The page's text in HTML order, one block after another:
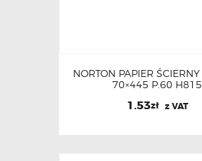
NORTON PAPIER ŚCIERNY
70×445 P.60 H815
1.53zł z VAT